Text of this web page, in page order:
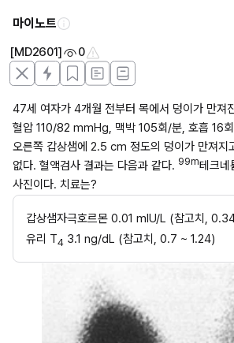
마이노트
[MD2601] 0
47세 여자가 4개월 전부터 목에서 덩이가 만져
혈압 110/82 mmHg, 맥박 105회/분, 호흡 16
오른쪽 갑상샘에 2.5 cm 정도의 덩이가 만져지
없다. 혈액검사 결과는 다음과 같다. 99m테크네
사진이다. 치료는?
갑상샘자극호르몬 0.01 mIU/L (참고치,
유리 T4 3.1 ng/dL (참고치, 0.7 ~ 1.24)